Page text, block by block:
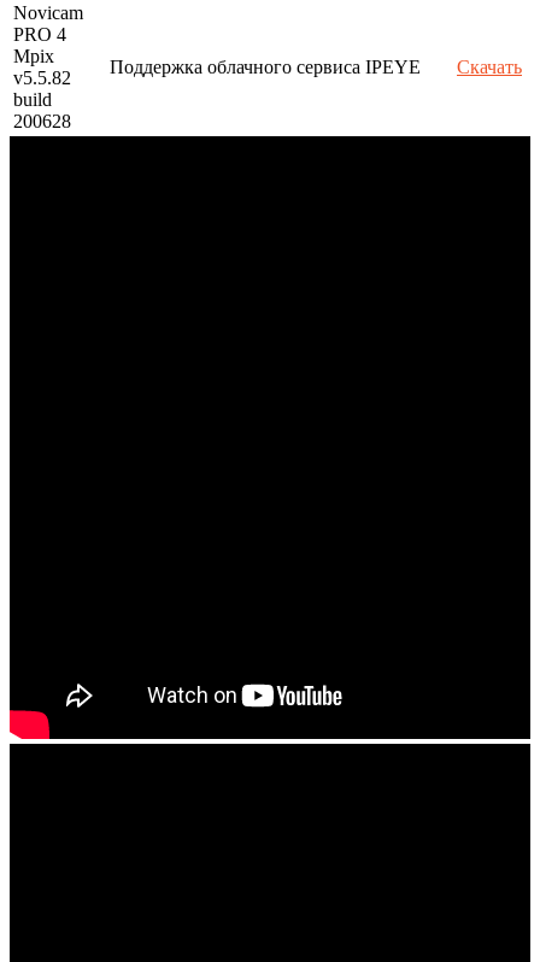
Novicam
PRO 4
Mpix
v5.5.82
build
200628
Поддержка облачного сервиса IPEYE Скачать